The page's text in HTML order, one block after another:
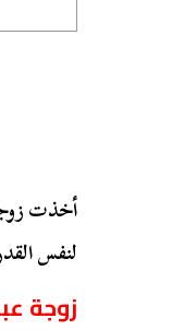
أخذت
لنفس
زوجة